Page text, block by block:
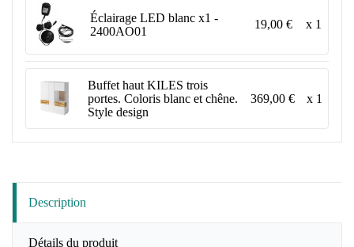
Éclairage LED blanc x1 -
2400AO01
19,00 € x 1
Buffet haut KILES trois
portes. Coloris blanc et chêne.
Style design
369,00 € x 1
Description
Détails du produit